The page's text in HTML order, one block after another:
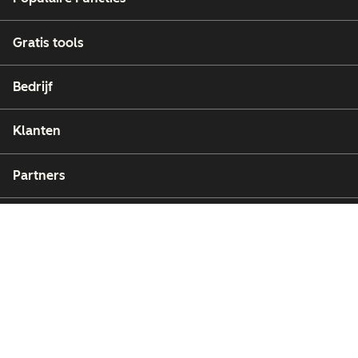
Gratis tools
Bedrijf
Klanten
Partners